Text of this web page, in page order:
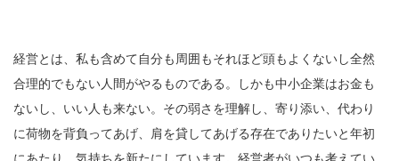
経営とは、私も含めて自分も周囲もそれほど頭もよくないし全然
合理的でもない人間がやるものである。しかも中小企業はお金も
ないし、いい人も来ない。その弱さを理解し、寄り添い、代わり
に荷物を背負ってあげ、肩を貸してあげる存在でありたいと年初
にあたり、気持ちを新たにしています。経営者がいつも考えてい